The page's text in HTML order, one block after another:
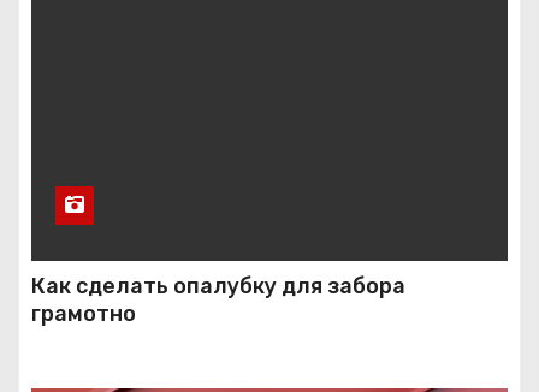
Как сделать опалубку для забора
грамотно